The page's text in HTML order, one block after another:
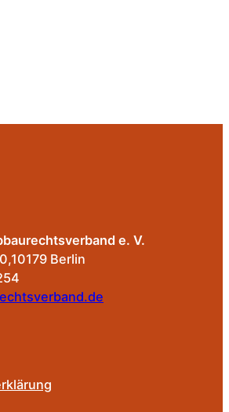
e. V.
Berlin